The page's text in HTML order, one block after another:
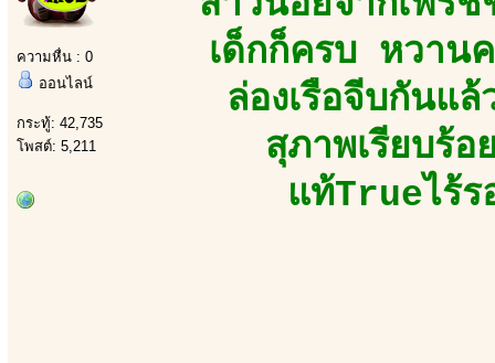
ความหื่น : 0
ออนไลน์
กระทู้: 42,735
โพสต์: 5,211
เด็กก็ครบ หวาน
ล่องเรือจีบกันแ
สุภาพเรียบร้
แท้Trueไร้